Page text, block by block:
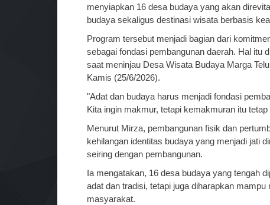
menyiapkan 16 desa budaya yang akan
budaya sekaligus destinasi wisata berbasis
Program tersebut menjadi bagian dari
sebagai fondasi pembangunan daerah. Hal itu
saat meninjau Desa Wisata Budaya Marga
Kamis (25/6/2026).
"Adat dan budaya harus menjadi fondasi
Kita ingin makmur, tetapi kemakmuran itu
Menurut Mirza, pembangunan fisik dan
kehilangan identitas budaya yang menjadi jati
seiring dengan pembangunan.
Ia mengatakan, 16 desa budaya yang tengah
adat dan tradisi, tetapi juga diharapkan
masyarakat.